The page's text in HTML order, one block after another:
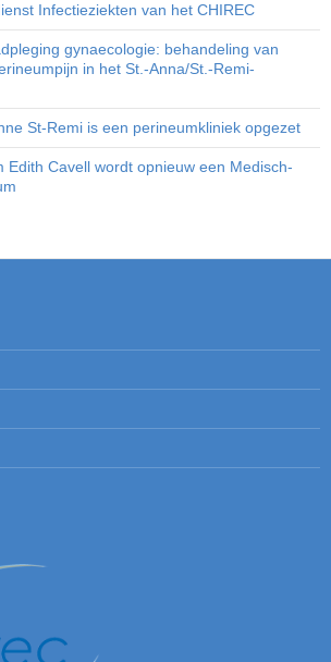
Infectieziekten van het CHIREC
gynaecologie: behandeling van
in het St.-Anna/St.-Remi-
St-Remi is een perineumkliniek opgezet
Edith Cavell wordt opnieuw een Medisch-